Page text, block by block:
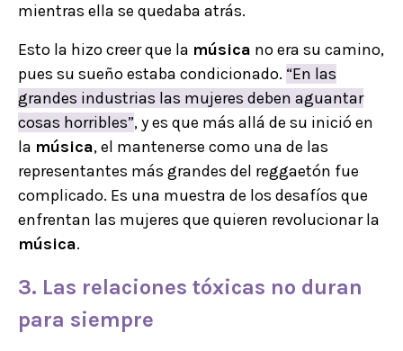
mientras ella se quedaba atrás.
Esto la hizo creer que la música no era su camino,
pues su sueño estaba condicionado. “En las
grandes industrias las mujeres deben aguantar
cosas horribles”, y es que más allá de su inició en
la música, el mantenerse como una de las
representantes más grandes del reggaetón fue
complicado. Es una muestra de los desafíos que
enfrentan las mujeres que quieren revolucionar la
música.
3. Las relaciones tóxicas no duran
para siempre